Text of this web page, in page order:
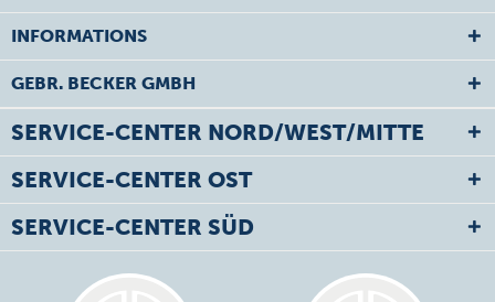
INFORMATIONS
GEBR. BECKER GMBH
SERVICE-CENTER NORD/WEST/MITTE
SERVICE-CENTER OST
SERVICE-CENTER SÜD